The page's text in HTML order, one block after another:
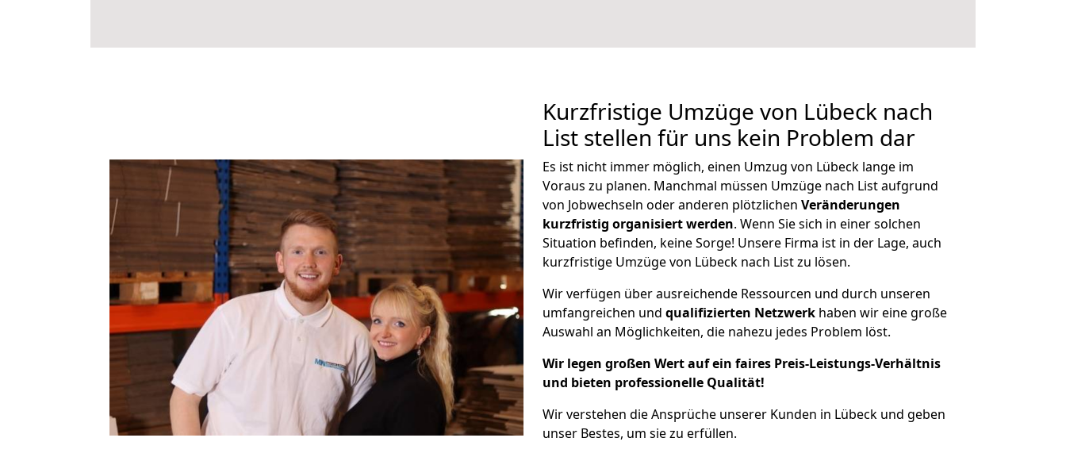
Kurzfristige Umzüge von Lübeck nach
List stellen für uns kein Problem dar
Es ist nicht immer möglich, einen Umzug von Lübeck lange im
Voraus zu planen. Manchmal müssen Umzüge nach List aufgrund
von Jobwechseln oder anderen plötzlichen Veränderungen
kurzfristig organisiert werden. Wenn Sie sich in einer solchen
Situation befinden, keine Sorge! Unsere Firma ist in der Lage, auch
kurzfristige Umzüge von Lübeck nach List zu lösen.
Wir verfügen über ausreichende Ressourcen und durch unseren
umfangreichen und qualifizierten Netzwerk haben wir eine große
Auswahl an Möglichkeiten, die nahezu jedes Problem löst.
Wir legen großen Wert auf ein faires Preis-Leistungs-Verhältnis
und bieten professionelle Qualität!
Wir verstehen die Ansprüche unserer Kunden in Lübeck und geben
unser Bestes, um sie zu erfüllen.